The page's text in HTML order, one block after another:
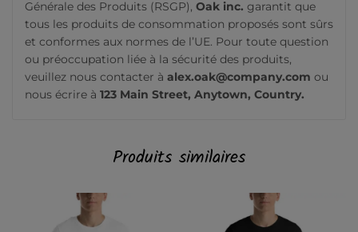
Générale des Produits (RSGP), Oak inc. garantit que
tous les produits de consommation proposés sont sûrs
et conformes aux normes de l’UE. Pour toute question
ou préoccupation liée à la sécurité des produits,
veuillez nous contacter à alex.oak@company.com ou
nous écrire à 123 Main Street, Anytown, Country.
Produits similaires